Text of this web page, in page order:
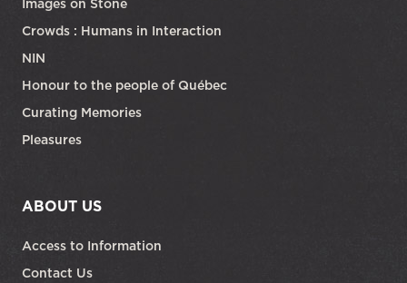
Crowds : Humans in Interaction
NIN
Honour to the people of Québec
Curating Memories
Pleasures
ABOUT US
Access to Information
Contact Us